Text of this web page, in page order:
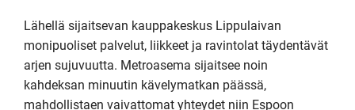
Lähellä sijaitsevan kauppakeskus Lippulaivan
monipuoliset palvelut, liikkeet ja ravintolat täydentävät
arjen sujuvuutta. Metroasema sijaitsee noin
kahdeksan minuutin kävelymatkan päässä,
mahdollistaen vaivattomat yhteydet niin Espoon